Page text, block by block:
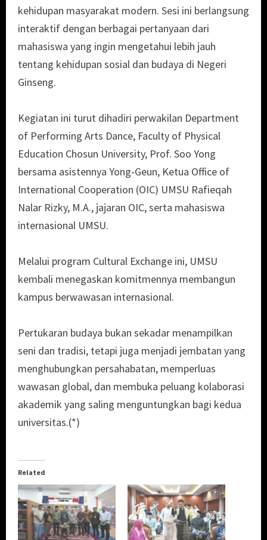
kehidupan masyarakat modern. Sesi ini berlangsung
interaktif dengan berbagai pertanyaan dari
mahasiswa yang ingin mengetahui lebih jauh
tentang kehidupan sosial dan budaya di Negeri
Ginseng.
Kegiatan ini turut dihadiri perwakilan Department
of Performing Arts Dance, Faculty of Physical
Education Chosun University, Prof. Soo Yong
bersama asistennya Yong-Geun, Ketua Office of
International Cooperation (OIC) UMSU Rafieqah
Nalar Rizky, M.A., jajaran OIC, serta mahasiswa
internasional UMSU.
Melalui program Cultural Exchange ini, UMSU
kembali menegaskan komitmennya membangun
kampus berwawasan internasional.
Pertukaran budaya bukan sekadar menampilkan
seni dan tradisi, tetapi juga menjadi jembatan yang
menghubungkan persahabatan, memperluas
wawasan global, dan membuka peluang kolaborasi
akademik yang saling menguntungkan bagi kedua
universitas.(*)
Related